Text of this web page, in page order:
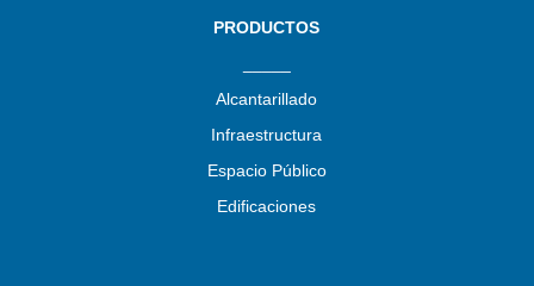
PRODUCTOS
Alcantarillado
Infraestructura
Espacio Público
Edificaciones